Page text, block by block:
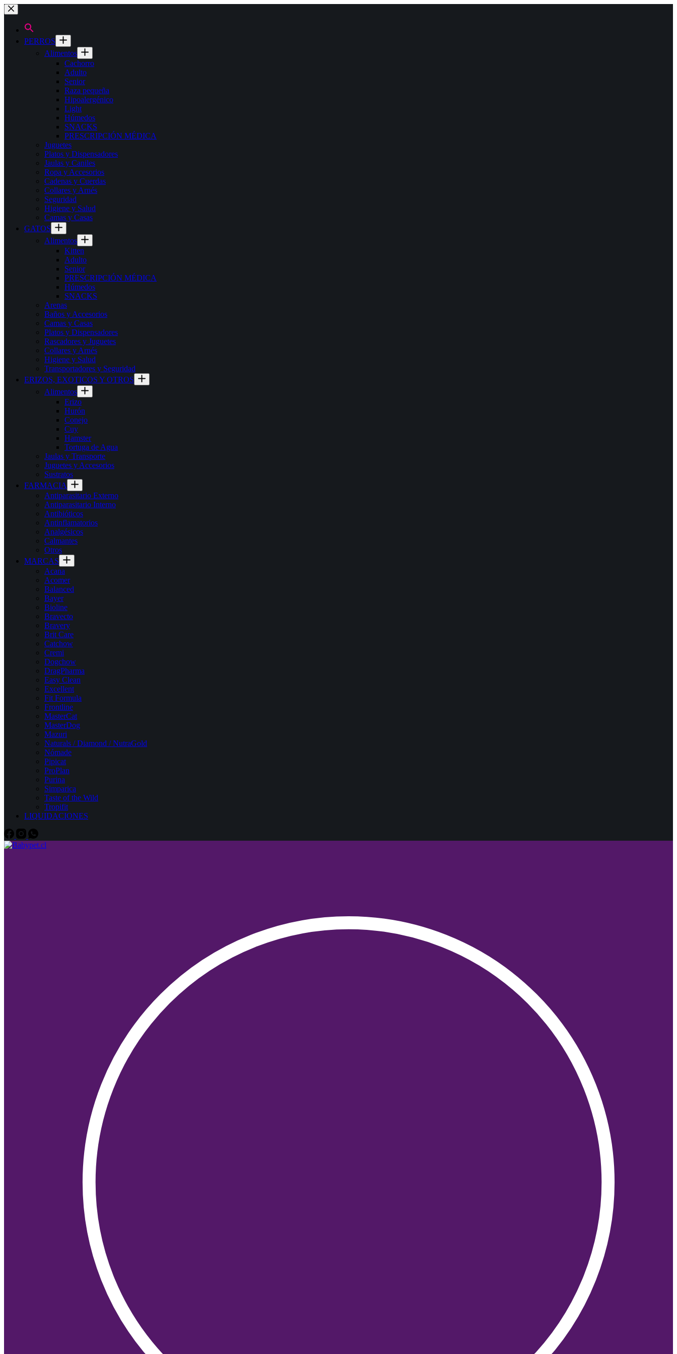
Saltar
al
contenido
PERROS
Alimentos
Cachorro
Adulto
Senior
Raza pequeña
Hipoalergénico
Light
Húmedos
SNACKS
PRESCRIPCIÓN MÉDICA
Juguetes
Platos y Dispensadores
Jaulas y Caniles
Ropa y Accesorios
Cadenas y Cuerdas
Collares y Arnés
Seguridad
Higiene y Salud
Camas y Casas
GATOS
Alimentos
Kitten
Adulto
Senior
PRESCRIPCIÓN MÉDICA
Húmedos
SNACKS
Arenas
Baños y Accesorios
Camas y Casas
Platos y Dispensadores
Rascadores y Juguetes
Collares y Arnés
Higiene y Salud
Transportadores y Seguridad
ERIZOS, EXOTICOS Y OTROS
Alimentos
Erizo
Hurón
Conejo
Cuy
Hamster
Tortuga de Agua
Jaulas y Transporte
Juguetes y Accesorios
Sustratos
FARMACIA
Antiparasitario Externo
Antiparasitario Interno
Antibióticos
Antinflamatorios
Analgésicos
Calmantes
Otros
MARCAS
Acana
Acomer
Balanced
Bayer
Bioline
Bravecto
Bravery
Brit Care
Catchow
Cremi
Dogchow
DragPharma
Easy Clean
Excellent
Fit Formula
Frontline
MasterCat
MasterDog
Mazuri
Naturals / Diamond / NutraGold
Nómade
Pipicat
ProPlan
Purina
Simparica
Taste of the Wild
Tropifit
LIQUIDACIONES